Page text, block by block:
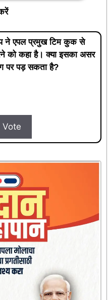
ने एपल प्रमुख टिम कुक से
को कहा है। क्या इसका असर
पर पड़ सकता है?
Vote